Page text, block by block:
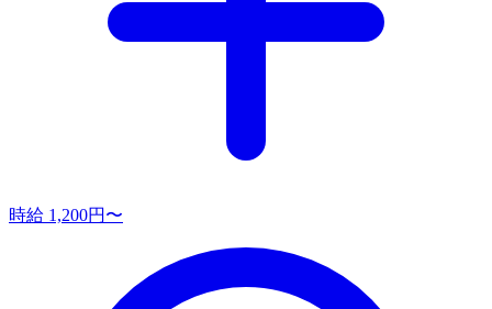
時給 1,200円〜